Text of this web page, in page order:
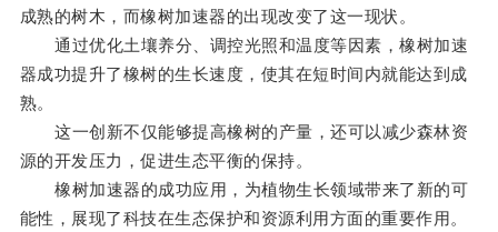
成熟的树木，而橡树加速器的出现改变了这一现状。
通过优化土壤养分、调控光照和温度等因素，橡树加速
器成功提升了橡树的生长速度，使其在短时间内就能达到成
熟。
这一创新不仅能够提高橡树的产量，还可以减少森林资
源的开发压力，促进生态平衡的保持。
橡树加速器的成功应用，为植物生长领域带来了新的可
能性，展现了科技在生态保护和资源利用方面的重要作用。